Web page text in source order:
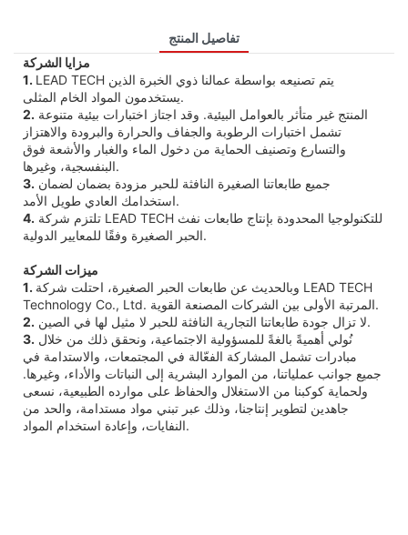
تفاصيل المنتج
مزايا الشركة
1. LEAD TECH يتم تصنيعه بواسطة عمالنا ذوي الخبرة الذين
يستخدمون المواد الخام المثلى.
2.
تشمل اختبارات الرطوبة والجفاف والحرارة والبرودة والاهتزاز
والتسارع وتصنيف الحماية من دخول الماء والغبار والأشعة فوق
البنفسجية، وغيرها.
3.
استخدامك العادي طويل الأمد.
4.
الحبر الصغيرة وفقًا للمعايير الدولية.
ميزات الشركة
1.
Technology Co., Ltd. المرتبة الأولى بين الشركات المصنعة القوية.
2.
لا تزال جودة طابعاتنا التجارية النافثة للحبر لا مثيل لها في الصين.
3.
مبادرات تشمل المشاركة الفعّالة في المجتمعات، والاستدامة في
جميع جوانب عملياتنا، من الموارد البشرية إلى النباتات والأداء، وغيرها.
ولحماية كوكبنا من الاستغلال والحفاظ على موارده الطبيعية، نسعى
جاهدين لتطوير إنتاجنا، وذلك عبر تبني مواد مستدامة، والحد من
النفايات، وإعادة استخدام المواد.